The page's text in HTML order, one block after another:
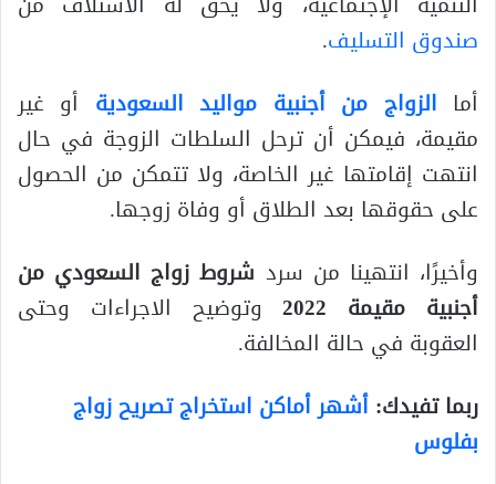
صندوق التسليف.
أما الزواج من أجنبية مواليد السعودية أو غير
مقيمة، فيمكن أن ترحل السلطات الزوجة في حال
انتهت إقامتها غير الخاصة، ولا تتمكن من الحصول
على حقوقها بعد الطلاق أو وفاة زوجها.
وأخيرًا، انتهينا من سرد شروط زواج السعودي من
أجنبية مقيمة 2022
وتوضيح الاجراءات وحتى
العقوبة في حالة المخالفة.
ربما تفيدك:أشهر أماكن استخراج تصريح زواج
بفلوس